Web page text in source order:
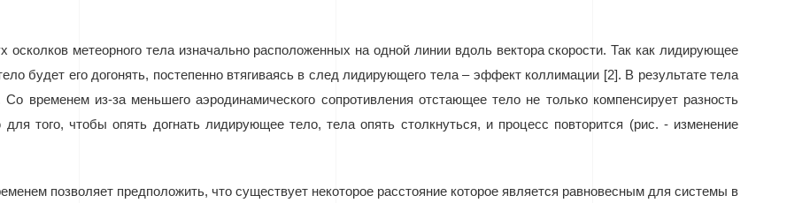
осколков метеорноготела изначально расположенных на одной линии вдоль вектора скорости. Так как лидирующее
будет его догонять, постепенно втягиваясь в след лидирующего тела– эффект коллимации [2]. В результате тела
временем из-за меньшего аэродинамического сопротивления отстающее тело не только компенсирует разность
того, чтобы опять догнать лидирующее тело, тела опять столкнуться, и процесс повторится (рис. - изменение
позволяет предположить, что существует некоторое расстояние которое является равновесным для системы в